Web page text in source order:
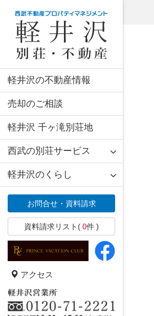
軽井沢の不動産情報
売却のご相談
軽井沢 千ヶ滝別荘地
西武の別荘サービス
軽井沢のくらし
お問合せ・資料請求
資料請求リスト( 0件 )
アクセス